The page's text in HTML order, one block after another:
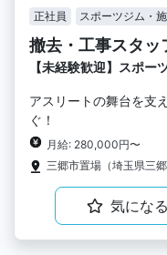
正社員 スポーツジム・
撤去・工事スタッ
【未経験歓迎】スポ
アスリートの舞台を支
ぐ！
月給: 280,000円〜
三郷市置場（埼玉県三
気になる